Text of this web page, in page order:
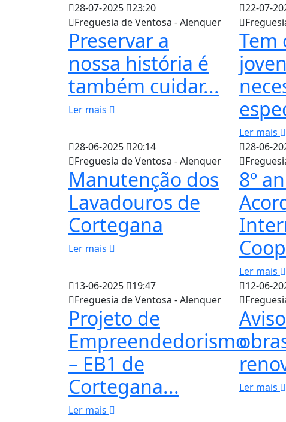
28-07-2025
23:20
Freguesia de Ventosa - Alenquer
Preservar a
nossa história é
também cuidar...
Ler mais
22-07-
Tem
Ler mais
28-06-2025
20:14
Freguesia de Ventosa - Alenquer
Manutenção dos
Lavadouros de
Cortegana
Ler mais
28-06-
8º
Ler mais
13-06-2025
19:47
Freguesia de Ventosa - Alenquer
Projeto de
Empreendedorismo
– EB1 de
Cortegana...
Ler mais
12-06-
Ler mais